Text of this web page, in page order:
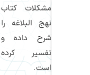
مشكلات كتاب
نهج البلاغه را
شرح داده و
تفسیر كرده
است.